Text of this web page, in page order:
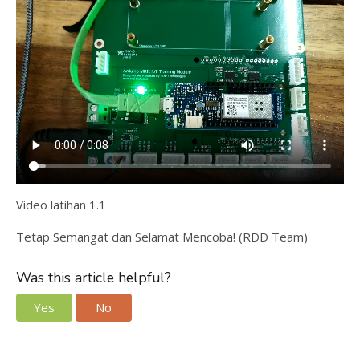
Video latihan 1.1
Tetap Semangat dan Selamat Mencoba! (RDD Team)
Was this article helpful?
Yes No